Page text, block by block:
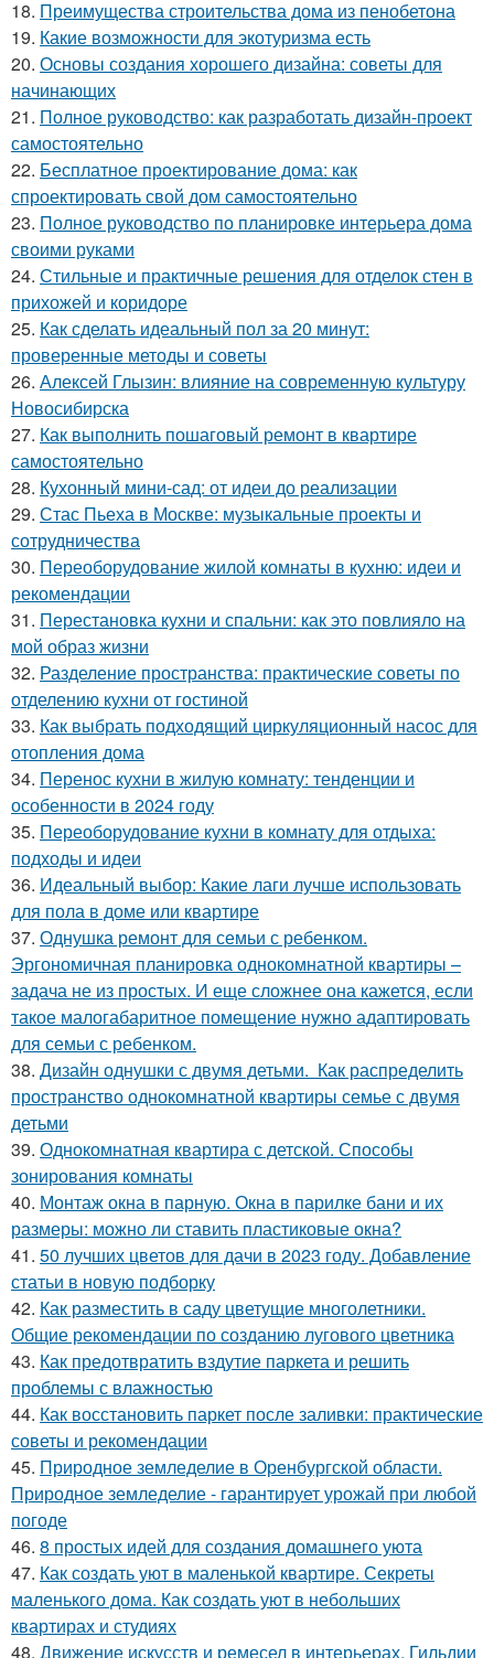
18. Преимущества строительства дома из пенобетона
19. Какие возможности для экотуризма есть
20. Основы создания хорошего дизайна: советы для
начинающих
21. Полное руководство: как разработать дизайн-проект
самостоятельно
22. Бесплатное проектирование дома: как
спроектировать свой дом самостоятельно
23. Полное руководство по планировке интерьера дома
своими руками
24. Стильные и практичные решения для отделок стен в
прихожей и коридоре
25. Как сделать идеальный пол за 20 минут:
проверенные методы и советы
26. Алексей Глызин: влияние на современную культуру
Новосибирска
27. Как выполнить пошаговый ремонт в квартире
самостоятельно
28. Кухонный мини-сад: от идеи до реализации
29. Стас Пьеха в Москве: музыкальные проекты и
сотрудничества
30. Переоборудование жилой комнаты в кухню: идеи и
рекомендации
31. Перестановка кухни и спальни: как это повлияло на
мой образ жизни
32. Разделение пространства: практические советы по
отделению кухни от гостиной
33. Как выбрать подходящий циркуляционный насос для
отопления дома
34. Перенос кухни в жилую комнату: тенденции и
особенности в 2024 году
35. Переоборудование кухни в комнату для отдыха:
подходы и идеи
36. Идеальный выбор: Какие лаги лучше использовать
для пола в доме или квартире
37. Однушка ремонт для семьи с ребенком.
Эргономичная планировка однокомнатной квартиры –
задача не из простых. И еще сложнее она кажется, если
такое малогабаритное помещение нужно адаптировать
для семьи с ребенком.
38. Дизайн однушки с двумя детьми. Как распределить
пространство однокомнатной квартиры семье с двумя
детьми
39. Однокомнатная квартира с детской. Способы
зонирования комнаты
40. Монтаж окна в парную. Окна в парилке бани и их
размеры: можно ли ставить пластиковые окна?
41. 50 лучших цветов для дачи в 2023 году. Добавление
статьи в новую подборку
42. Как разместить в саду цветущие многолетники.
Общие рекомендации по созданию лугового цветника
43. Как предотвратить вздутие паркета и решить
проблемы с влажностью
44. Как восстановить паркет после заливки: практические
советы и рекомендации
45. Природное земледелие в Оренбургской области.
Природное земледелие - гарантирует урожай при любой
погоде
46. 8 простых идей для создания домашнего уюта
47. Как создать уют в маленькой квартире. Секреты
маленького дома. Как создать уют в небольших
квартирах и студиях
48. Движение искусств и ремесел в интерьерах. Гильдии